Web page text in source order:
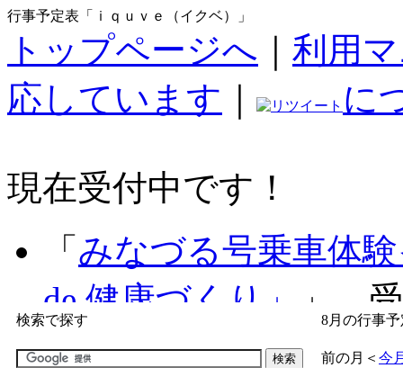
行事予定表「ｉｑｕｖｅ（イクベ）」
トップページへ
利用
応しています
に
現在受付中です！
「 みなづる号乗車体
de 健康づくり」
」 受
「子育て交流広場「
検索で探す 8月の行事予
前の月 ＜ 今